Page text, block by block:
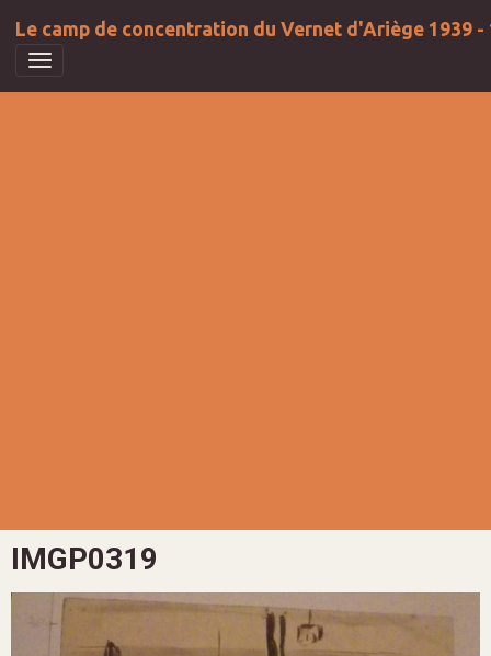
Le camp de concentration du Vernet d'Ariège 1939 -
IMGP0319